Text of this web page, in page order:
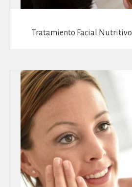
Tratamiento Facial Nutritivo